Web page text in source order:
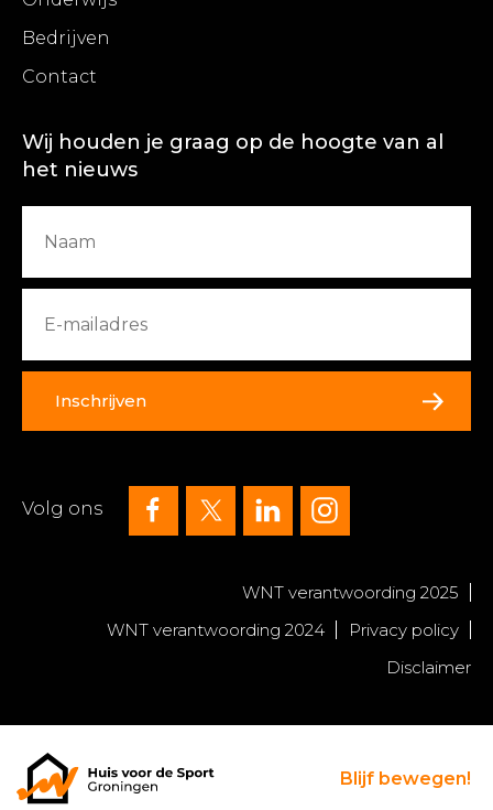
Bedrijven
Contact
Wij houden je graag op de hoogte van al
het nieuws
Inschrijven
Volg ons
WNT verantwoording 2025
WNT verantwoording 2024
Privacy policy
Disclaimer
Blijf bewegen!